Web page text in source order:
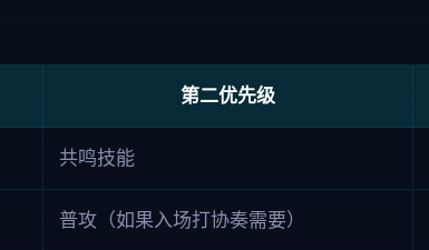
第二优先级
共鸣技能
普攻（如果入场打协奏需要）